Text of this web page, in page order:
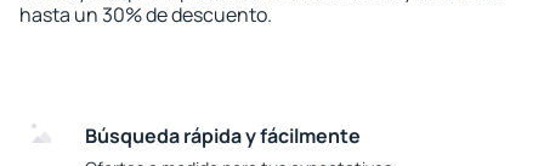
hasta un 30% de descuento.
Búsqueda rápida y fácilmente